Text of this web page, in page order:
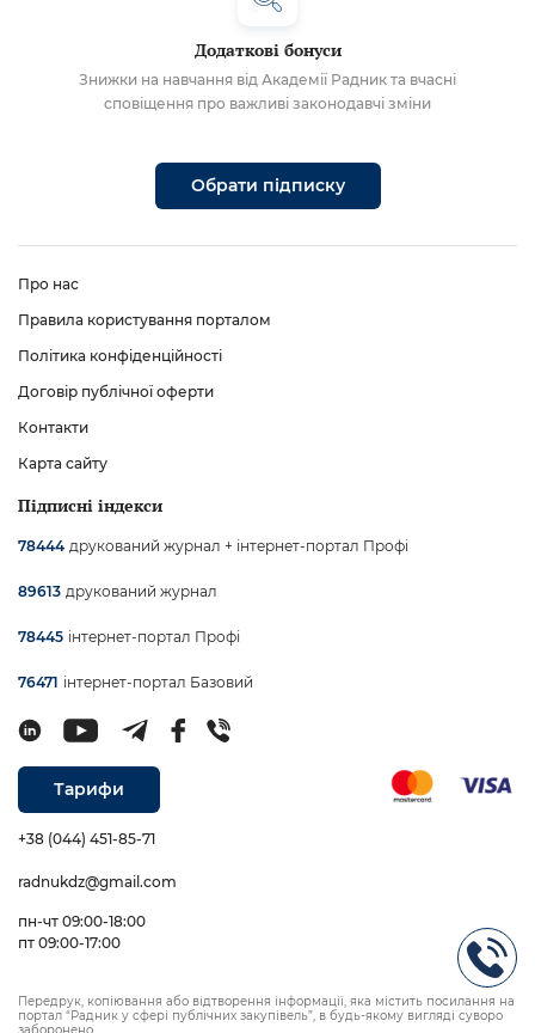
Додаткові бонуси
Знижки на навчання від Академії Радник та вчасні
сповіщення про важливі законодавчі зміни
Обрати підписку
Про нас
Правила користування порталом
Політика конфіденційності
Договір публічної оферти
Контакти
Карта сайту
Підписні індекси
78444 друкований журнал + інтернет-портал Профі
89613 друкований журнал
78445 інтернет-портал Профі
76471 інтернет-портал Базовий
Тарифи
+38 (044) 451-85-71
radnukdz@gmail.com
пн-чт 09:00-18:00
пт 09:00-17:00
Передрук, копіювання або відтворення інформації, яка містить посилання на
портал “Радник у сфері публічних закупівель”, в будь-якому вигляді суворо